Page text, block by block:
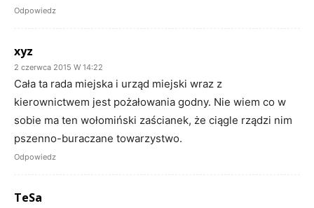
Odpowiedz
xyz
2 czerwca 2015 W 14:22
Cała ta rada miejska i urząd miejski wraz z
kierownictwem jest pożałowania godny. Nie wiem co w
sobie ma ten wołomiński zaścianek, że ciągle rządzi nim
pszenno-buraczane towarzystwo.
Odpowiedz
TeSa